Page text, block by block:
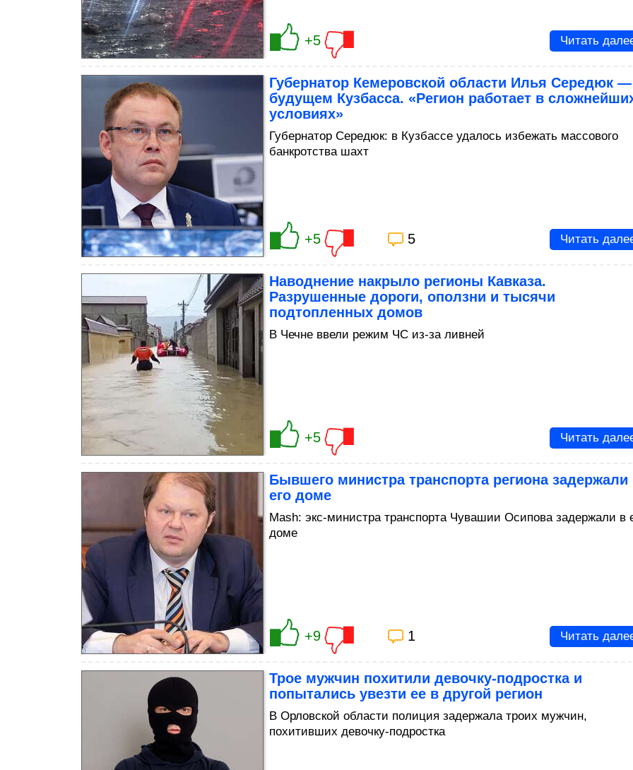
+5 Читать
Губернатор Кемеровской области Илья Середюк
будущем Кузбасса. «Регион работает в
условиях»
Губернатор Середюк: в Кузбассе удалось избежать массового
банкротства шахт
+5 5 Читать
Наводнение накрыло регионы Кавказа.
Разрушенные дороги, оползни и тысячи
подтопленных домов
В Чечне ввели режим ЧС из-за ливней
+5 Читать
Бывшего министра транспорта региона задержали
его доме
Mash: экс-министра транспорта Чувашии Осипова задержали в
доме
+9 1 Читать
Трое мужчин похитили девочку-подростка и
попытались увезти ее в другой регион
В Орловской области полиция задержала троих мужчин,
похитивших девочку-подростка